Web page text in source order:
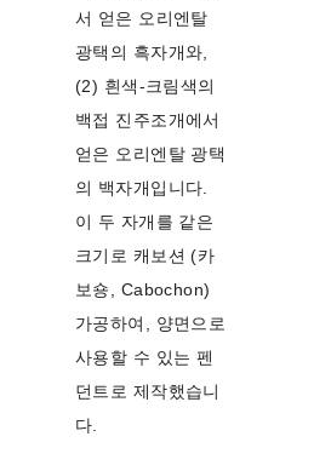
서 얻은 오리엔탈
광택의 흑자개와,
(2) 흰색-크림색의
백접 진주조개에서
얻은 오리엔탈 광택
의 백자개입니다.
이 두 자개를 같은
크기로 캐보션 (카
보숑, Cabochon)
가공하여, 양면으로
사용할 수 있는 펜
던트로 제작했습니
다.